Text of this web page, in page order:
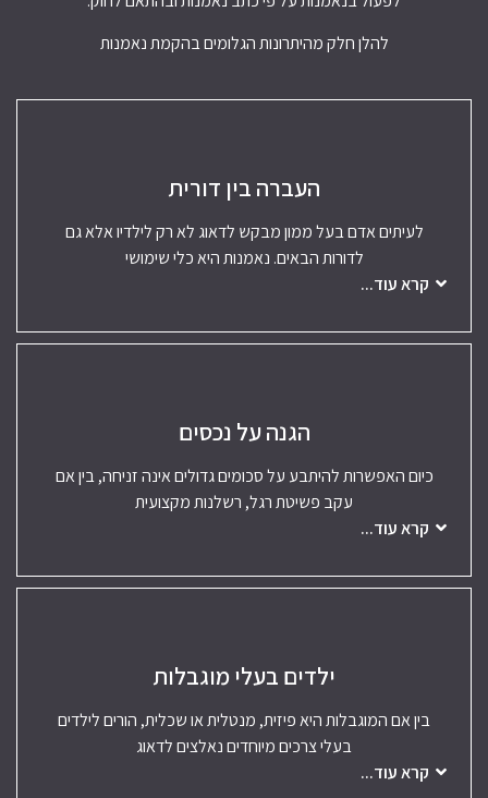
להלן חלק מהיתרונות הגלומים בהקמת נאמנות
העברה בין דורית
לעיתים אדם בעל ממון מבקש לדאוג לא רק לילדיו אלא גם
לדורות הבאים. נאמנות היא כלי שימושי
קרא עוד...
הגנה על נכסים
כיום האפשרות להיתבע על סכומים גדולים אינה זניחה, בין אם
עקב פשיטת רגל, רשלנות מקצועית
קרא עוד...
ילדים בעלי מוגבלות
בין אם המוגבלות היא פיזית, מנטלית או שכלית, הורים לילדים
בעלי צרכים מיוחדים נאלצים לדאוג
קרא עוד...